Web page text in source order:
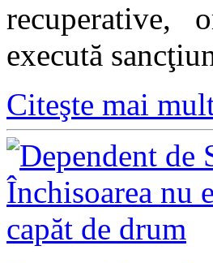
recuperative,
execută
Citeşte mai